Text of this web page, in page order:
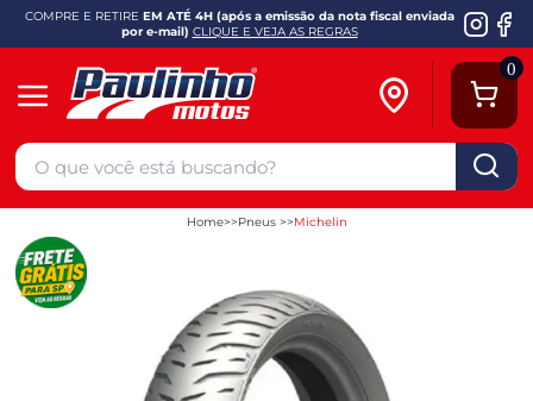
COMPRE E RETIRE EM ATÉ 4H (após a emissão da nota fiscal enviada
por e-mail) CLIQUE E VEJA AS REGRAS
0
Home Pneus Michelin